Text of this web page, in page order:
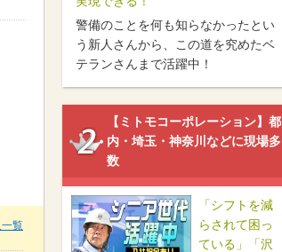
覧
警備のことを何も知らなかったとい
う新人さんから、この道を究めたベ
テランさんまで活躍中！
【ミトモコーポレーション】都
内・埼玉・神奈川などに現場多
数
「シフトを減
らされて困っ
ている」「沢